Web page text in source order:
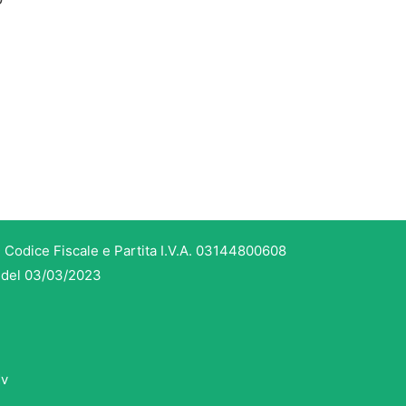
Fiscale e Partita I.V.A. 03144800608
03/03/2023